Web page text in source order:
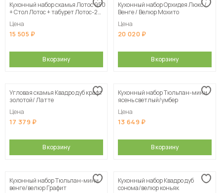
Кухонный набор скамья Лотос 950
+ Стол Лотос + табурет Лотос-2
Цена
15 505
В корзину
Кухонный набор Орхидея Люкс /
Венге / Велюр Мохито
Цена
20 020
В корзину
Угловая скамья Квадро дуб крафт
золотой/ Латте
Цена
17 379
В корзину
Кухонный набор Тюльпан-мини
ясень светлый/умбер
Цена
13 649
В корзину
Кухонный набор Тюльпан-мини
венге/велюр Графит
Кухонный набор Квадро дуб
сонома/велюр коньяк